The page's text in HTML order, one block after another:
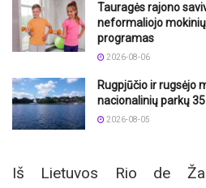
Tauragės rajono
neformaliojo
programas
2026-08-06
Rugpjūčio ir rugsėjo
nacionalinių parkų
2026-08-05
Iš Lietuvos Rio de